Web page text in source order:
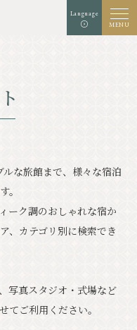
Language
MENU
字
ズ
ルメ
験・アート
デルコース
な旅館まで、様々な宿泊
。
ーク調のおしゃれな宿か
、カテゴリ別に検索でき
写真スタジオ・式場など
てご利用ください。